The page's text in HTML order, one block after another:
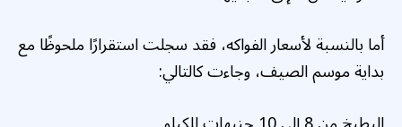
أما بالنسبة لأسعار الفواكه، فقد سجلت استقرارًا ملحوظًا مع
بداية موسم الصيف، وجاءت كالتالي: